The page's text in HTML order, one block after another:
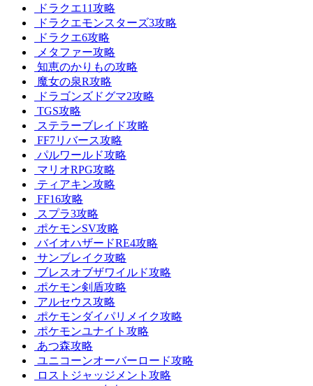
ドラクエ11攻略
ドラクエモンスターズ3攻略
ドラクエ6攻略
メタファー攻略
知恵のかりもの攻略
魔女の泉R攻略
ドラゴンズドグマ2攻略
TGS攻略
ステラーブレイド攻略
FF7リバース攻略
パルワールド攻略
マリオRPG攻略
ティアキン攻略
FF16攻略
スプラ3攻略
ポケモンSV攻略
バイオハザードRE4攻略
サンブレイク攻略
ブレスオブザワイルド攻略
ポケモン剣盾攻略
アルセウス攻略
ポケモンダイパリメイク攻略
ポケモンユナイト攻略
あつ森攻略
ユニコーンオーバーロード攻略
ロストジャッジメント攻略